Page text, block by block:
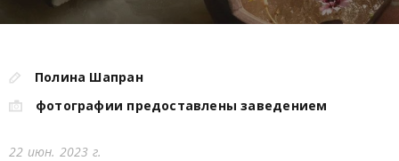
Полина Шапран
фотографии предоставлены заведением
22 июн. 2023 г.